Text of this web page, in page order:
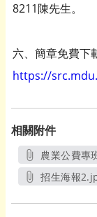
8211陳先生。
六、簡章免費下
https://
相關附件
農業公費專
招生海報